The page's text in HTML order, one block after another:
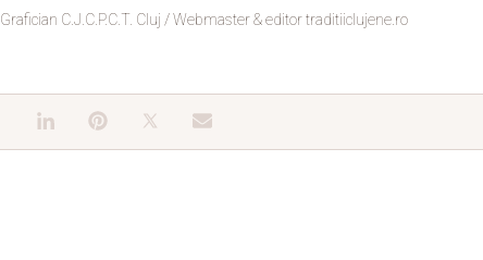
Grafician C.J.C.P.C.T. Cluj / Webmaster & editor traditiiclujene.ro